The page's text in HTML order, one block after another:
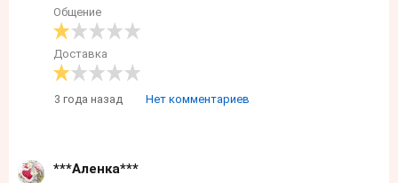
Общение
Доставка
3 года назад Нет комментариев
***Аленка***